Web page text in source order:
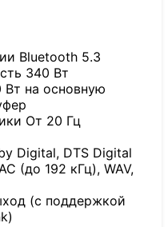
Bluetooth 5.3
340 Вт
на основную
От 20 Гц
Digital, DTS Digital
(до 192 кГц), WAV,
(с поддержкой